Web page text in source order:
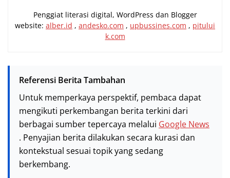
Penggiat literasi digital, WordPress dan Blogger
website: alber.id , andesko.com , upbussines.com , pitului
k.com
Referensi Berita Tambahan
Untuk memperkaya perspektif, pembaca dapat
mengikuti perkembangan berita terkini dari
berbagai sumber tepercaya melalui Google News
. Penyajian berita dilakukan secara kurasi dan
kontekstual sesuai topik yang sedang
berkembang.